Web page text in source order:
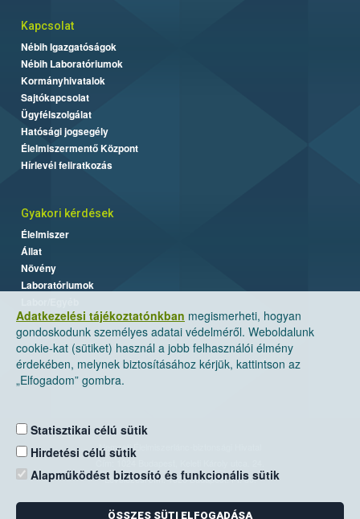
Adatkezelési tájékoztatónkban megismerheti, hogyan
gondoskodunk személyes adatai védelméről. Weboldalunk
cookie-kat (sütiket) használ a jobb felhasználói élmény
érdekében, melynek biztosításához kérjük, kattintson az
„Elfogadom” gombra.
Statisztikai célú sütik
Hirdetési célú sütik
Alapműködést biztosító és funkcionális sütik
ÖSSZES SÜTI ELFOGADÁSA
Kapcsolat
Nébih Igazgatóságok
Nébih Laboratóriumok
Kormányhivatalok
Sajtókapcsolat
Ügyfélszolgálat
Hatósági jogsegély
Élelmiszermentő Központ
Hírlevél feliratkozás
Gyakori kérdések
Élelmiszer
Állat
Növény
Laboratóriumok
Nemzeti Élelmiszerlánc-biztonsági Hivatal
Levelezési cím: 1525 Budapest. Pf. 30.